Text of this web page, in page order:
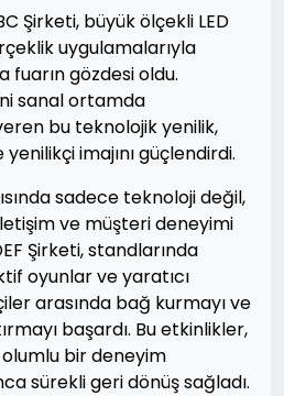
Şirketi, büyük ölçekli LED
uygulamalarıyla
fuarın gözdesi oldu.
sanal ortamda
bu teknolojik yenilik,
imajını güçlendirdi.
sadece teknoloji değil,
ve müşteri deneyimi
Şirketi, standlarında
oyunlar ve yaratıcı
arasında bağ kurmayı ve
başardı. Bu etkinlikler,
bir deneyim
sürekli geri dönüş sağladı.